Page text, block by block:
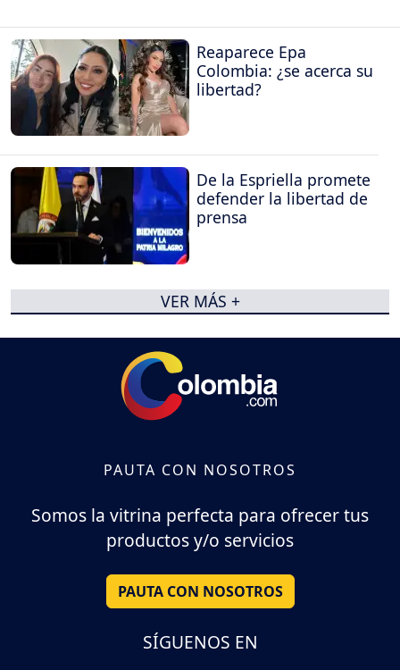
Reaparece Epa
Colombia: ¿se acerca su
libertad?
De la Espriella promete
defender la libertad de
prensa
VER MÁS +
PAUTA CON NOSOTROS
Somos la vitrina perfecta para ofrecer tus
productos y/o servicios
PAUTA CON NOSOTROS
SÍGUENOS EN